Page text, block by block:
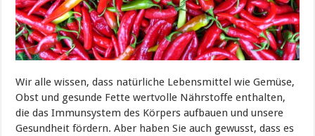
Wir alle wissen, dass natürliche Lebensmittel wie Gemüse,
Obst und gesunde Fette wertvolle Nährstoffe enthalten,
die das Immunsystem des Körpers aufbauen und unsere
Gesundheit fördern. Aber haben Sie auch gewusst, dass es